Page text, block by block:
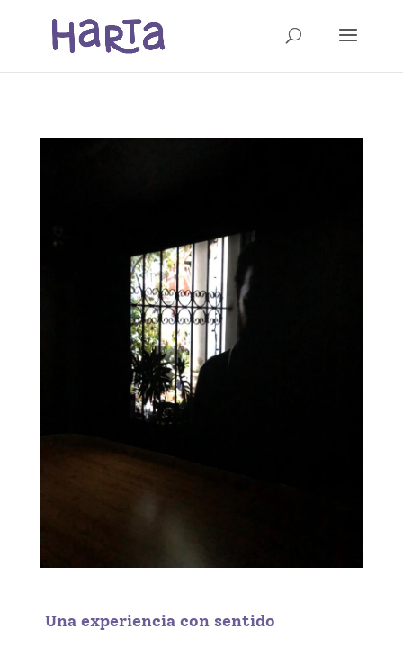
Una experiencia con sentido